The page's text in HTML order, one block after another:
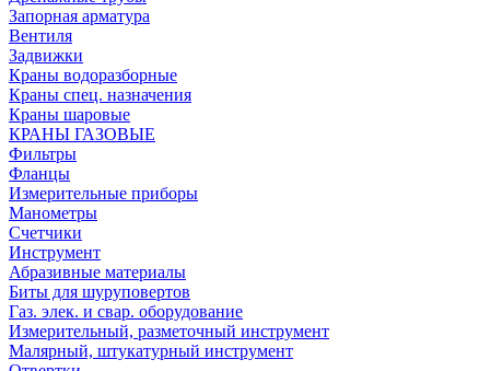
Запорная арматура
Вентиля
Задвижки
Краны водоразборные
Краны спец. назначения
Краны шаровые
КРАНЫ ГАЗОВЫЕ
Фильтры
Фланцы
Измерительные приборы
Манометры
Счетчики
Инструмент
Абразивные материалы
Биты для шуруповертов
Газ. элек. и свар. оборудование
Измерительный, разметочный инструмент
Малярный, штукатурный инструмент